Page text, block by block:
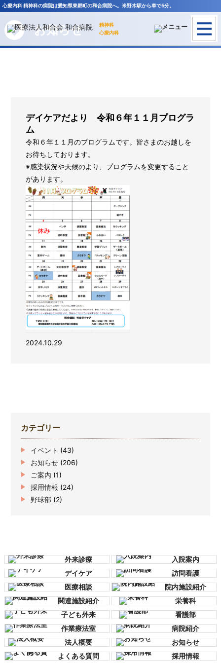
心療内科 精神科の病院は愛知県東郷町の和合病院へ。米野木駅から車で5分。
精神科
心療内科
HOME> お知らせ>デイケアだより 令和６年１１月プログラム
お知らせ
デイケアだより 令和６年１１月プログラ
ム
令和６年１１月のプログラムです。皆さまのお越しを
お待ちしております。
※感染状況や天候のより、プログラムを変更すること
があります。
2024.10.29
カテゴリー
イベント (43)
お知らせ (206)
ご案内 (1)
採用情報 (24)
野球部 (2)
外来診療
入院案内
デイケア
訪問看護
医療相談
院内施設紹介
関連施設紹介
栄養科
子ども外来
看護部
作業療法室
病院紹介
法人概要
お知らせ
よくある質問
採用情報